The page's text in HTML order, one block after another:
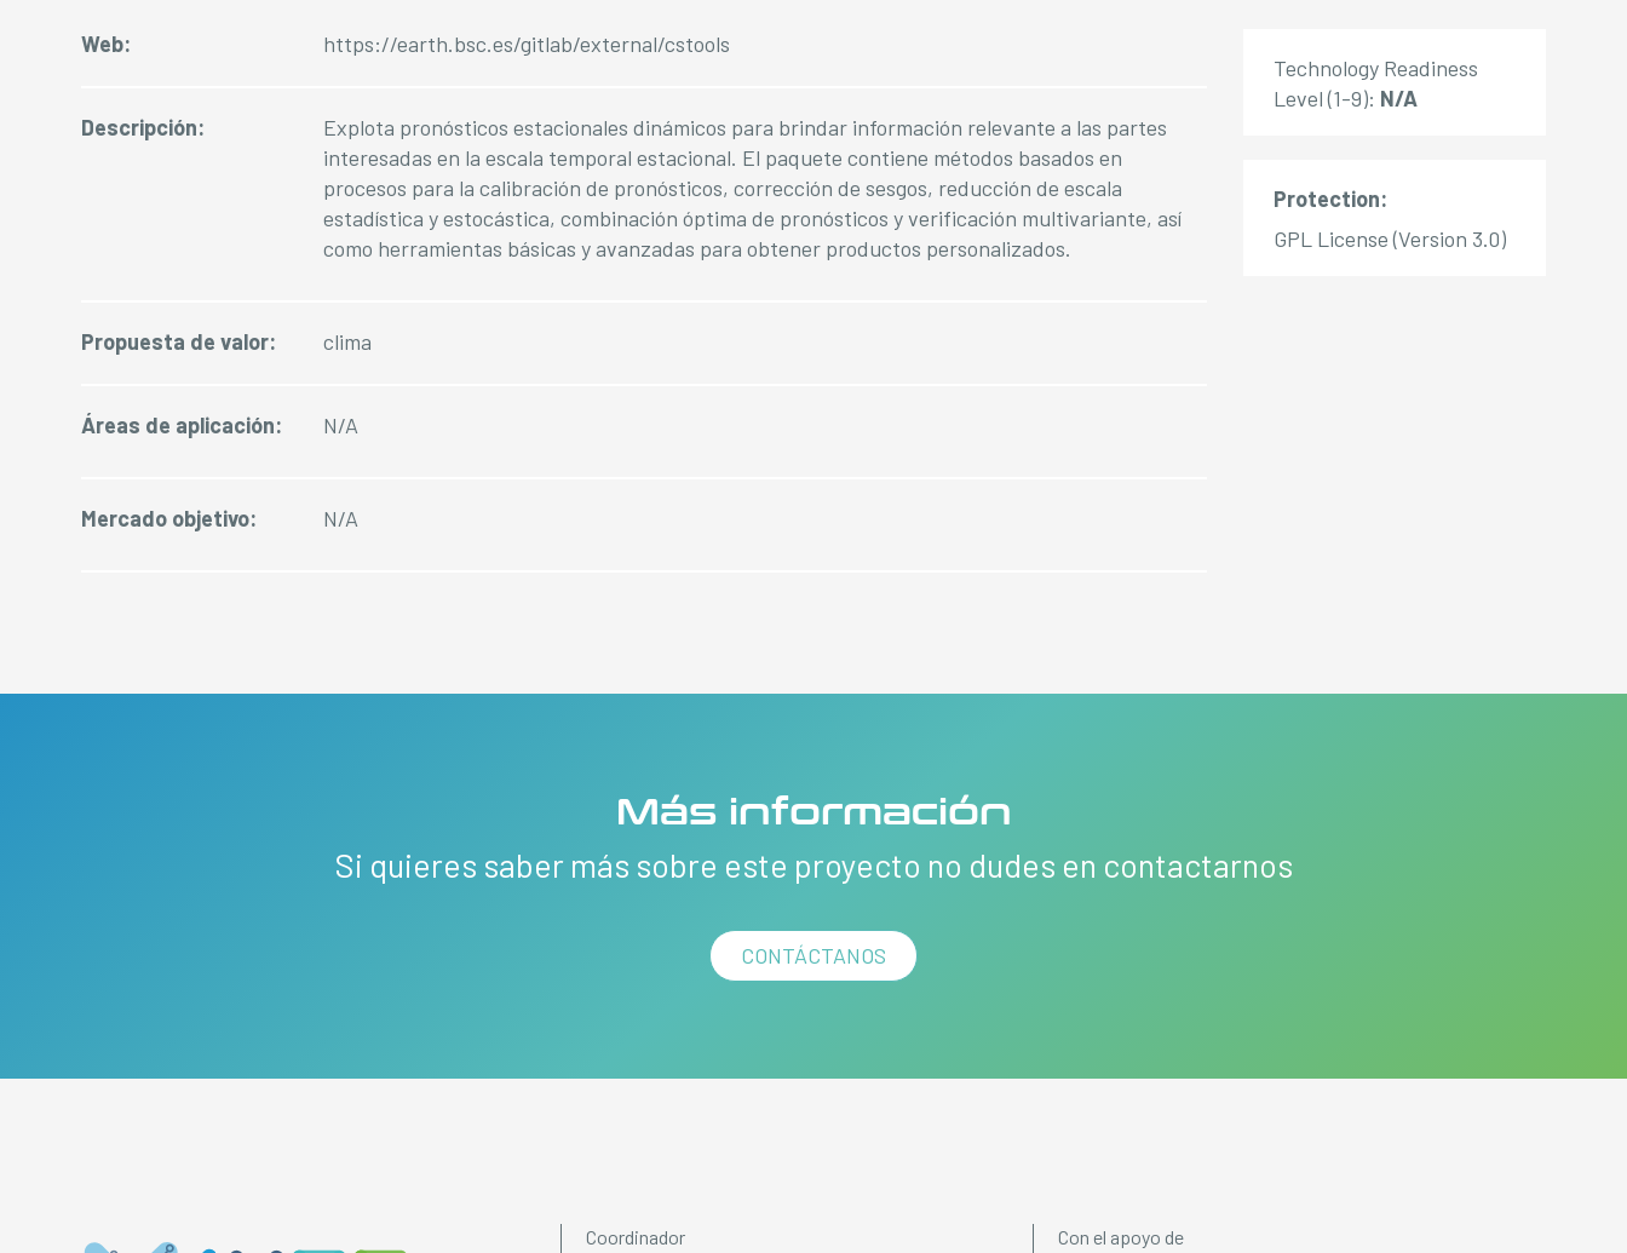
Web: https://earth.bsc.es/gitlab/external/cstools
Descripción:
Explota pronósticos estacionales dinámicos para brindar información relevante a las partes
interesadas en la escala temporal estacional. El paquete contiene métodos basados ​​en
procesos para la calibración de pronósticos, corrección de sesgos, reducción de escala
estadística y estocástica, combinación óptima de pronósticos y verificación multivariante, así
como herramientas básicas y avanzadas para obtener productos personalizados.
Propuesta de valor: clima
Áreas de aplicación: N/A
Mercado objetivo: N/A
Technology Readiness
Level (1-9): N/A
Protection:
GPL License (Version 3.0)
Más información
Si quieres saber más sobre este proyecto no dudes en contactarnos
CONTÁCTANOS
Coordinador Con el apoyo de